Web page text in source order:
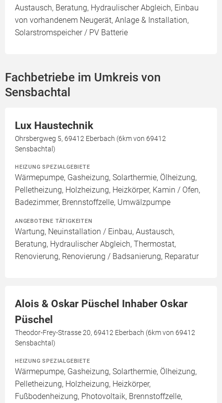
Austausch, Beratung, Hydraulischer Abgleich, Einbau
von vorhandenem Neugerät, Anlage & Installation,
Solarstromspeicher / PV Batterie
Fachbetriebe im Umkreis von
Sensbachtal
Lux Haustechnik
Ohrsbergweg 5, 69412 Eberbach (6km von 69412
Sensbachtal)
HEIZUNG SPEZIALGEBIETE
Wärmepumpe, Gasheizung, Solarthermie, Ölheizung,
Pelletheizung, Holzheizung, Heizkörper, Kamin / Ofen,
Badezimmer, Brennstoffzelle, Umwälzpumpe
ANGEBOTENE TÄTIGKEITEN
Wartung, Neuinstallation / Einbau, Austausch,
Beratung, Hydraulischer Abgleich, Thermostat,
Renovierung, Renovierung / Badsanierung, Reparatur
Alois & Oskar Püschel Inhaber Oskar
Püschel
Theodor-Frey-Strasse 20, 69412 Eberbach (6km von 69412
Sensbachtal)
HEIZUNG SPEZIALGEBIETE
Wärmepumpe, Gasheizung, Solarthermie, Ölheizung,
Pelletheizung, Holzheizung, Heizkörper,
Fußbodenheizung, Photovoltaik, Brennstoffzelle,